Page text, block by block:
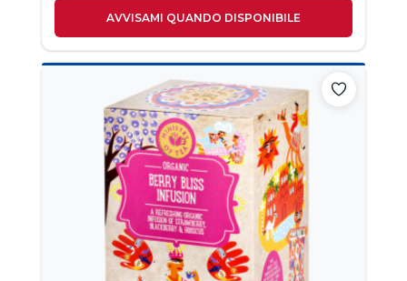
AVVISAMI QUANDO DISPONIBILE